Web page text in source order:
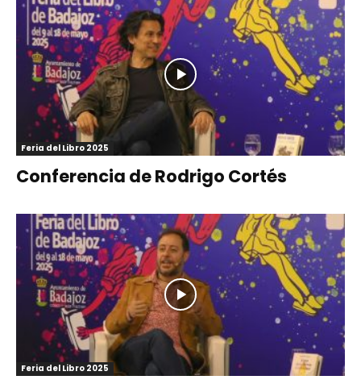
Feria del Libro 2025
Conferencia de Rodrigo Cortés
Feria del Libro 2025